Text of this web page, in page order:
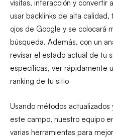
visitas, interacción y convertir
usar backlinks de alta calidad,
ojos de Google y se colocará
búsqueda. Además, con un
revisar el estado actual de tu
específicas, ver rápidamente
ranking de tu sitio
Usando métodos
este campo, nuestro equipo
varias herramientas para